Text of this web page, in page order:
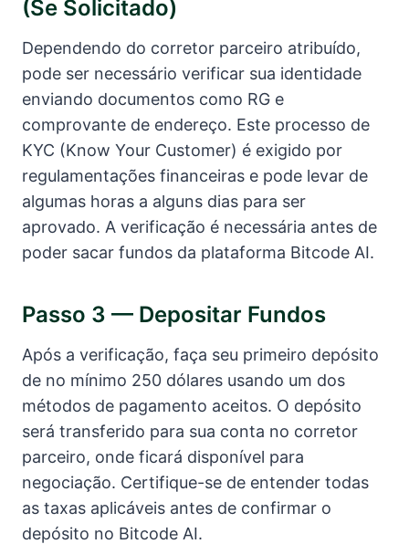
(se Solicitado)
Dependendo do corretor parceiro atribuído,
pode ser necessário verificar sua identidade
enviando documentos como RG e
comprovante de endereço. Este processo de
KYC (Know Your Customer) é exigido por
regulamentações financeiras e pode levar de
algumas horas a alguns dias para ser
aprovado. A verificação é necessária antes de
poder sacar fundos da plataforma Bitcode AI.
Passo 3 — Depositar Fundos
Após a verificação, faça seu primeiro depósito
de no mínimo 250 dólares usando um dos
métodos de pagamento aceitos. O depósito
será transferido para sua conta no corretor
parceiro, onde ficará disponível para
negociação. Certifique-se de entender todas
as taxas aplicáveis antes de confirmar o
depósito no Bitcode AI.